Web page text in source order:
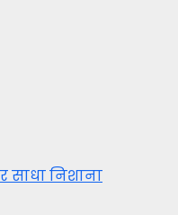
साधा निशाना